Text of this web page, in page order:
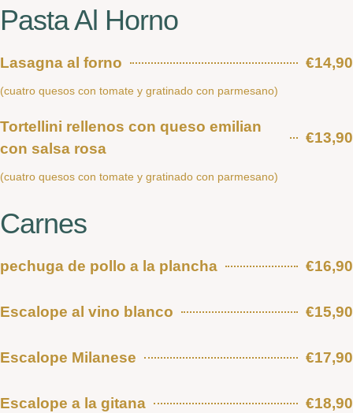
Pasta Al Horno
Lasagna al forno €14,90
(cuatro quesos con tomate y gratinado con parmesano)
Tortellini rellenos con queso emilian
con salsa rosa
€13,90
(cuatro quesos con tomate y gratinado con parmesano)
Carnes
pechuga de pollo a la plancha €16,90
Escalope al vino blanco €15,90
Escalope Milanese €17,90
Escalope a la gitana €18,90